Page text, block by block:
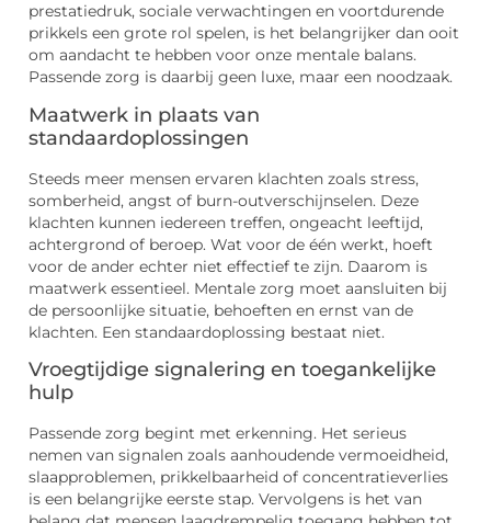
prestatiedruk, sociale verwachtingen en voortdurende
prikkels een grote rol spelen, is het belangrijker dan ooit
om aandacht te hebben voor onze mentale balans.
Passende zorg is daarbij geen luxe, maar een noodzaak.
Maatwerk in plaats van
standaardoplossingen
Steeds meer mensen ervaren klachten zoals stress,
somberheid, angst of burn-outverschijnselen. Deze
klachten kunnen iedereen treffen, ongeacht leeftijd,
achtergrond of beroep. Wat voor de één werkt, hoeft
voor de ander echter niet effectief te zijn. Daarom is
maatwerk essentieel. Mentale zorg moet aansluiten bij
de persoonlijke situatie, behoeften en ernst van de
klachten. Een standaardoplossing bestaat niet.
Vroegtijdige signalering en toegankelijke
hulp
Passende zorg begint met erkenning. Het serieus
nemen van signalen zoals aanhoudende vermoeidheid,
slaapproblemen, prikkelbaarheid of concentratieverlies
is een belangrijke eerste stap. Vervolgens is het van